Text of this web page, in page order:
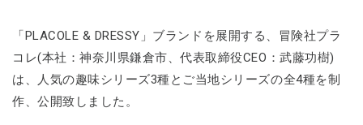
「PLACOLE & DRESSY」ブランドを展開する、冒険社プラ
コレ(本社：神奈川県鎌倉市、代表取締役CEO：武藤功樹)
は、人気の趣味シリーズ3種とご当地シリーズの全4種を制
作、公開致しました。